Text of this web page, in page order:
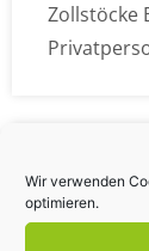
Wir verwenden
optimieren.
Zollstöcke
Wie kann
übermitteln?